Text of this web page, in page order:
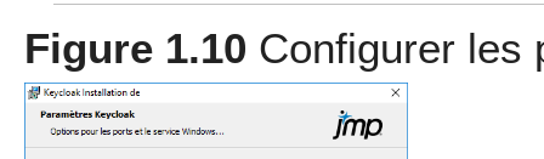
Figure 1.10 Configurer les